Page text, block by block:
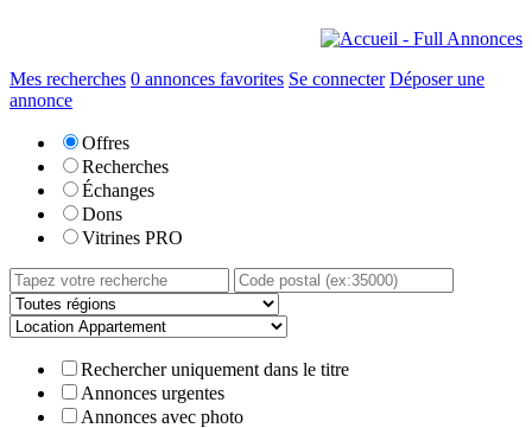
Mes recherches 0 annonces favorites Se connecter Déposer une
annonce
Offres
Recherches
Échanges
Dons
Vitrines PRO
Rechercher uniquement dans le titre
Annonces urgentes
Annonces avec photo